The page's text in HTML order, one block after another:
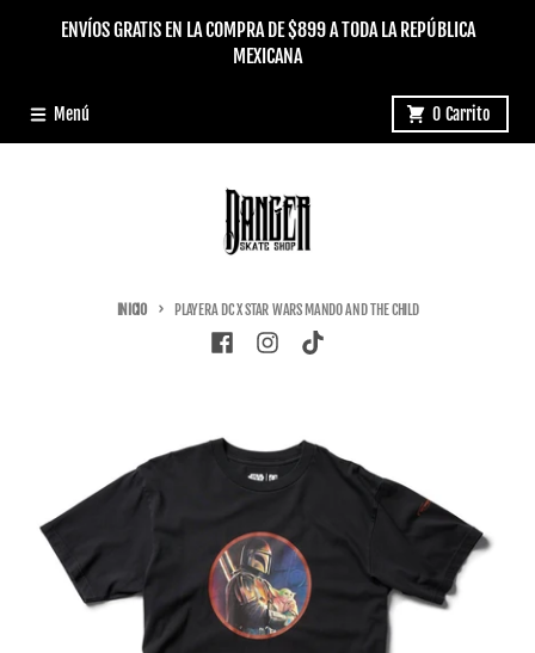
Ir directamente al contenido
ENVÍOS GRATIS EN LA COMPRA DE $899 A TODA LA REPÚBLICA
MEXICANA
Menú 0 Carrito
INICIO PLAYERA DC X STAR WARS MANDO AND THE CHILD